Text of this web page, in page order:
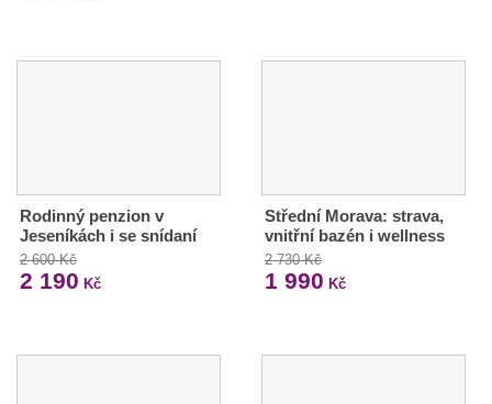
Rodinný penzion v
Jeseníkách i se snídaní
2 600 Kč
2 190 Kč
Střední Morava: strava,
vnitřní bazén i wellness
2 730 Kč
1 990 Kč